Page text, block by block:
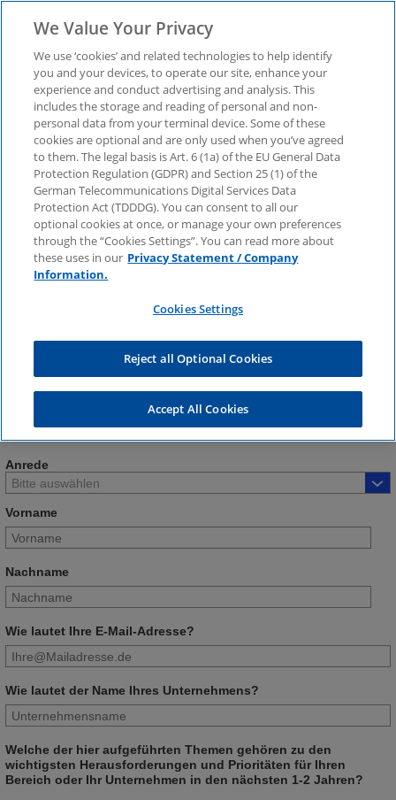
KPMG Retail Sales
Monitor 4/2023 –
Fokus: Deutscher
Einzelhandel – stationär
und online
Der Einzelhandel hat turbulente Jahre hinter sich.
Welche Entwicklungen und Trends es gibt, zeigt
die aktuelle Ausgabe.
Anrede
Vorname
Nachname
Wie lautet Ihre E-Mail-Adresse?
Wie lautet der Name Ihres Unternehmens?
Welche der hier aufgeführten Themen gehören zu den
wichtigsten Herausforderungen und Prioritäten für Ihren
Bereich oder Ihr Unternehmen in den nächsten 1-2 Jahren?
We Value Your Privacy
We use ‘cookies’ and related technologies to help identify
you and your devices, to operate our site, enhance your
experience and conduct advertising and analysis. This
includes the storage and reading of personal and non-
personal data from your terminal device. Some of these
cookies are optional and are only used when you’ve agreed
to them. The legal basis is Art. 6 (1a) of the EU General Data
Protection Regulation (GDPR) and Section 25 (1) of the
German Telecommunications Digital Services Data
Protection Act (TDDDG). You can consent to all our
optional cookies at once, or manage your own preferences
through the “Cookies Settings”. You can read more about
these uses in our Privacy Statement / Company
Information.
Cookies Settings
Reject all Optional Cookies
Accept All Cookies